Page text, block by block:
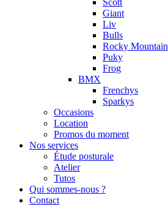
Scott
Giant
Liv
Bulls
Rocky Mountain
Puky
Frog
BMX
Frenchys
Sparkys
Occasions
Location
Promos du moment
Nos services
Étude posturale
Atelier
Tutos
Qui sommes-nous ?
Contact